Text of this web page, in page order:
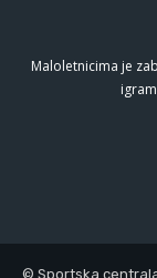
Maloletnicima je
© Sportska